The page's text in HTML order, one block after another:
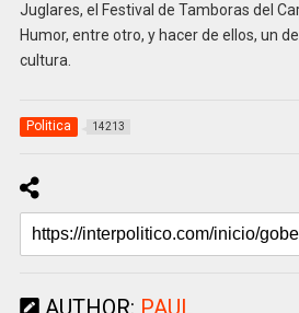
Juglares, el Festival de Tamboras del
Humor, entre otro, y hacer de ellos, un
cultura.
Politica 14213